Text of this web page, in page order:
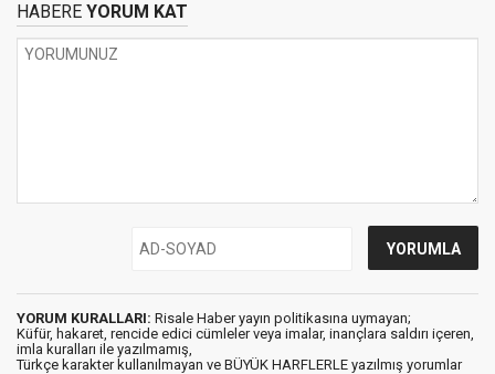
HABERE YORUM KAT
YORUM KURALLARI: Risale Haber yayın politikasına uymayan;
Küfür, hakaret, rencide edici cümleler veya imalar, inançlara saldırı içeren,
imla kuralları ile yazılmamış,
Türkçe karakter kullanılmayan ve BÜYÜK HARFLERLE yazılmış yorumlar